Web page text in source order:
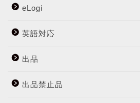
eLogi
英語対応
出品
出品禁止品